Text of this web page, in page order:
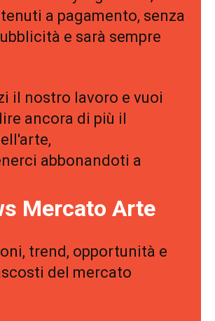
a pagamento, senza
e sarà sempre
il nostro lavoro e vuoi
ancora di più il
abbonandoti a
Mercato Arte
trend, opportunità e
del mercato